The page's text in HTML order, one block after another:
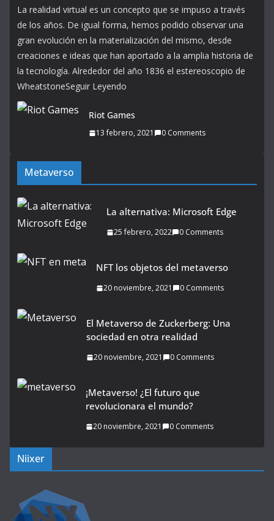
La realidad virtual es un concepto que se impuso a través
de los años. De igual forma, hemos podido observar una
gran evolución en la materialización del mismo, desde
creaciones e ideas que han aportado a la amplia historia de
la tecnología. Alrededor del año 1836 el estereoscopio de
WheatstoneSeguir Leyendo
Riot Games
13 febrero, 2021 0 Comments
Metaverso
La alternativa: Microsoft Edge
25 febrero, 2022 0 Comments
NFT los objetos del metaverso
20 noviembre, 2021 0 Comments
El Metaverso de Zuckerberg: Una
sociedad en otra realidad
20 noviembre, 2021 0 Comments
¡Metaverso! ¿El futuro que
revolucionara el mundo?
20 noviembre, 2021 0 Comments
Niixer